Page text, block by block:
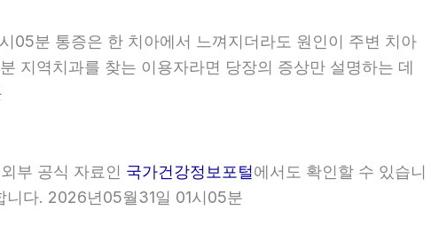
05분 통증은 한 치아에서 느껴지더라도 원인이 주변 치아
지역치과를 찾는 이용자라면 당장의 증상만 설명하는 데
부 공식 자료인 국가건강정보포털에서도 확인할 수 있습니
니다. 2026년05월31일 01시05분